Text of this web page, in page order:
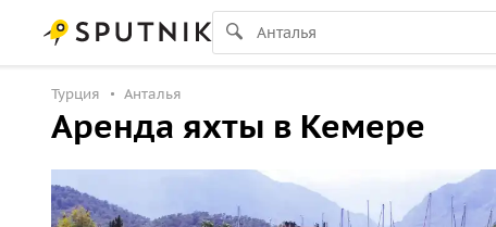
Турция Анталья
Аренда яхты в Кемере